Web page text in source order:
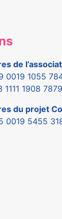
de
0019 1055
1111 1908
du projet
0019 5455